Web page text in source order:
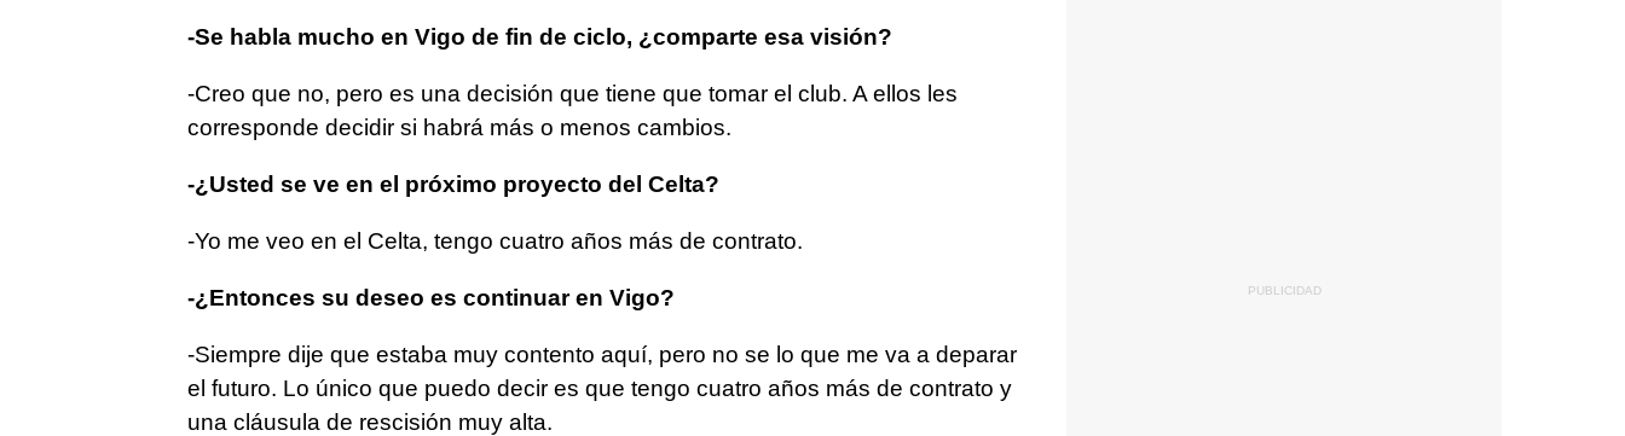
-Se habla mucho en Vigo de fin de ciclo, ¿comparte esa visión?
-Creo que no, pero es una decisión que tiene que tomar el club. A ellos les
corresponde decidir si habrá más o menos cambios.
-¿Usted se ve en el próximo proyecto del Celta?
-Yo me veo en el Celta, tengo cuatro años más de contrato.
-¿Entonces su deseo es continuar en Vigo?
-Siempre dije que estaba muy contento aquí, pero no se lo que me va a deparar
el futuro. Lo único que puedo decir es que tengo cuatro años más de contrato y
una cláusula de rescisión muy alta.